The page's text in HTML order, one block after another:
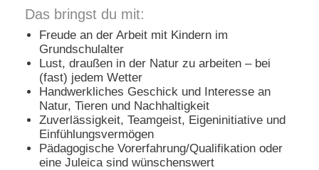
Das bringst du mit:
Freude an der Arbeit mit Kindern im
Grundschulalter
Lust, draußen in der Natur zu arbeiten – bei
(fast) jedem Wetter
Handwerkliches Geschick und Interesse an
Natur, Tieren und Nachhaltigkeit
Zuverlässigkeit, Teamgeist, Eigeninitiative und
Einfühlungsvermögen
Pädagogische Vorerfahrung/Qualifikation oder
eine Juleica sind wünschenswert